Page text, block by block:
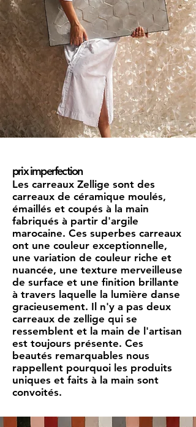
prix imperfection
Les carreaux Zellige sont des
carreaux de céramique moulés,
émaillés et coupés à la main
fabriqués à partir d'argile
marocaine. Ces superbes carreaux
ont une couleur exceptionnelle,
une variation de couleur riche et
nuancée, une texture merveilleuse
de surface et une finition brillante
à travers laquelle la lumière danse
gracieusement. Il n'y a pas deux
carreaux de zellige qui se
ressemblent et la main de l'artisan
est toujours présente. Ces
beautés remarquables nous
rappellent pourquoi les produits
uniques et faits à la main sont
convoités.